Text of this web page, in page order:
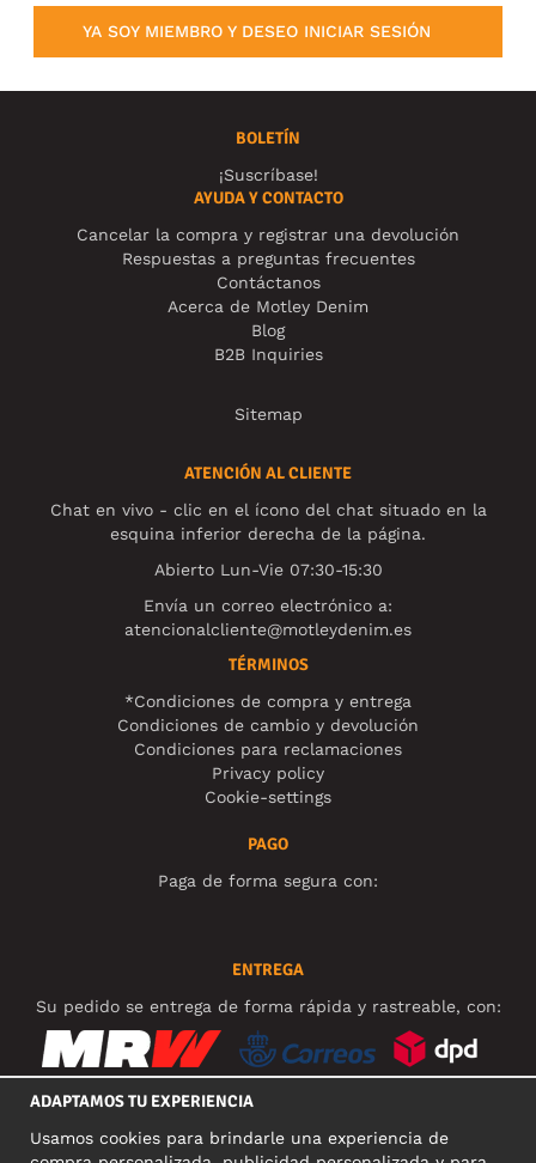
YA SOY MIEMBRO Y DESEO INICIAR SESIÓN
BOLETÍN
¡Suscríbase!
AYUDA Y CONTACTO
Cancelar la compra y registrar una devolución
Respuestas a preguntas frecuentes
Contáctanos
Acerca de Motley Denim
Blog
B2B Inquiries
Sitemap
ATENCIÓN AL CLIENTE
Chat en vivo - clic en el ícono del chat situado en la
esquina inferior derecha de la página.
Abierto Lun-Vie 07:30-15:30
Envía un correo electrónico a:
atencionalcliente@motleydenim.es
TÉRMINOS
*Condiciones de compra y entrega
Condiciones de cambio y devolución
Condiciones para reclamaciones
Privacy policy
Cookie-settings
PAGO
Paga de forma segura con:
ENTREGA
Su pedido se entrega de forma rápida y rastreable, con:
REDES SOCIALES
ADAPTAMOS TU EXPERIENCIA
Usamos cookies para brindarle una experiencia de